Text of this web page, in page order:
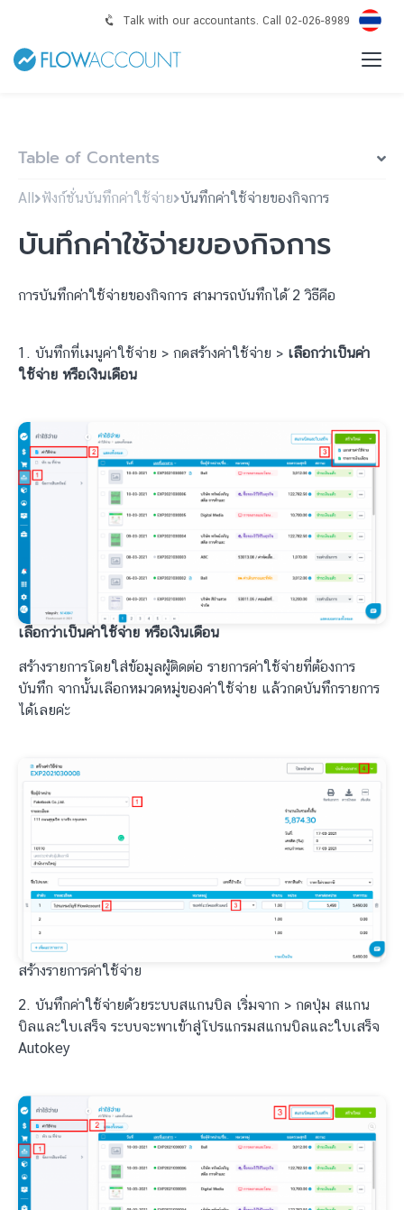
Talk with our accountants. Call 02-026-8989
Table of Contents
All ฟังก์ชั่นบันทึกค่าใช้จ่าย บันทึกค่าใช้จ่ายของกิจการ
บันทึกค่าใช้จ่ายของกิจการ
การบันทึกค่าใช้จ่ายของกิจการ สามารถบันทึกได้ 2 วิธีคือ
1. บันทึกที่เมนูค่าใช้จ่าย > กดสร้างค่าใช้จ่าย > เลือกว่าเป็นค่า
ใช้จ่าย หรือเงินเดือน
เลือกว่าเป็นค่าใช้จ่าย หรือเงินเดือน
สร้างรายการโดยใส่ข้อมูลผู้ติดต่อ รายการค่าใช้จ่ายที่ต้องการ
บันทึก จากนั้นเลือกหมวดหมู่ของค่าใช้จ่าย แล้วกดบันทึกรายการ
ได้เลยค่ะ
สร้างรายการค่าใช้จ่าย
2. บันทึกค่าใช้จ่ายด้วยระบบสแกนบิล เริ่มจาก > กดปุ่ม สแกน
บิลและใบเสร็จ ระบบจะพาเข้าสู่โปรแกรมสแกนบิลและใบเสร็จ
Autokey